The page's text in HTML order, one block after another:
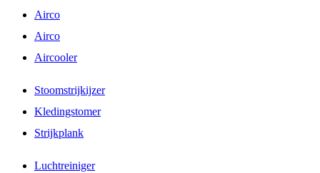
Airco
Airco
Aircooler
Stoomstrijkijzer
Kledingstomer
Strijkplank
Luchtreiniger